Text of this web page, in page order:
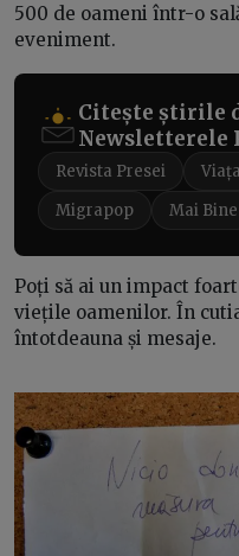
500 de oameni într-o
eveniment.
Citește știrile
Newsletterele
Revista Presei
Migrapop
Mai Bine
Poți să ai un impact
viețile oamenilor. În
întotdeauna și mesaje.